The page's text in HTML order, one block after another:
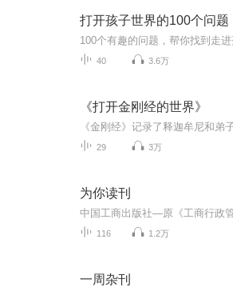
打开孩子世界的100个问题
40 3.6万
《打开金刚经的世界》
29 3万
为你读刊
116 1.2万
一周杂刊